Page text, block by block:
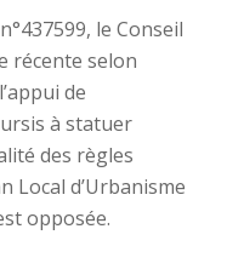
le Conseil
récente selon
de
à statuer
des règles
Local d’Urbanisme
opposée.